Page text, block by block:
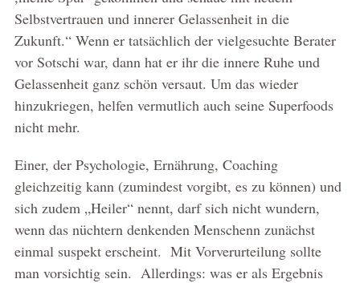
Selbstvertrauen und innerer Gelassenheit in die
Zukunft.“ Wenn er tatsächlich der vielgesuchte Berater
vor Sotschi war, dann hat er ihr die innere Ruhe und
Gelassenheit ganz schön versaut. Um das wieder
hinzukriegen, helfen vermutlich auch seine Superfoods
nicht mehr.
Einer, der Psychologie, Ernährung, Coaching
gleichzeitig kann (zumindest vorgibt, es zu können) und
sich zudem „Heiler“ nennt, darf sich nicht wundern,
wenn das nüchtern denkenden Menschenn zunächst
einmal suspekt erscheint. Mit Vorverurteilung sollte
man vorsichtig sein. Allerdings: was er als Ergebnis